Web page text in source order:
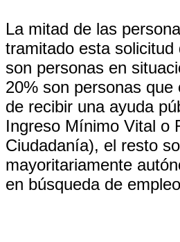
La mitad de las
tramitado esta solicitud
son personas en
20% son personas que
de recibir una ayuda
Ingreso Mínimo Vital o
Ciudadanía), el resto
mayoritariamente
en búsqueda de